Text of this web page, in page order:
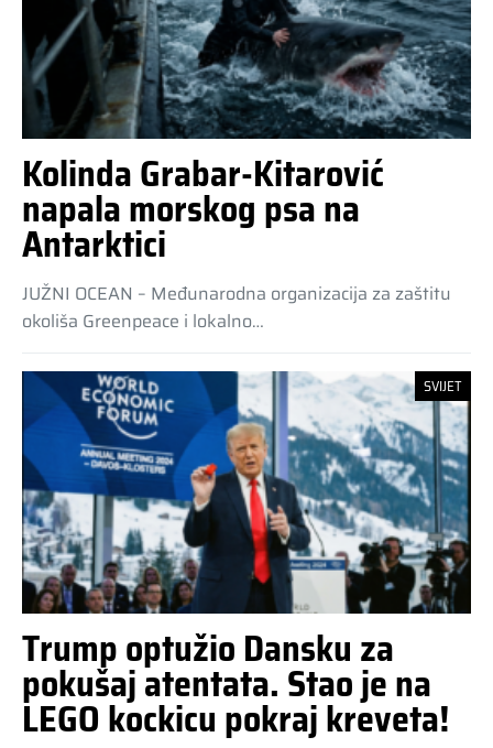
Kolinda Grabar-Kitarović
napala morskog psa na
Antarktici
JUŽNI OCEAN – Međunarodna organizacija za zaštitu
okoliša Greenpeace i lokalno…
SVIJET
Trump optužio Dansku za
pokušaj atentata. Stao je na
LEGO kockicu pokraj kreveta!